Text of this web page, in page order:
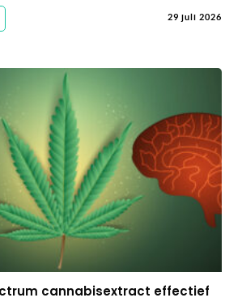
29 juli 2026
cannabisextract effectief